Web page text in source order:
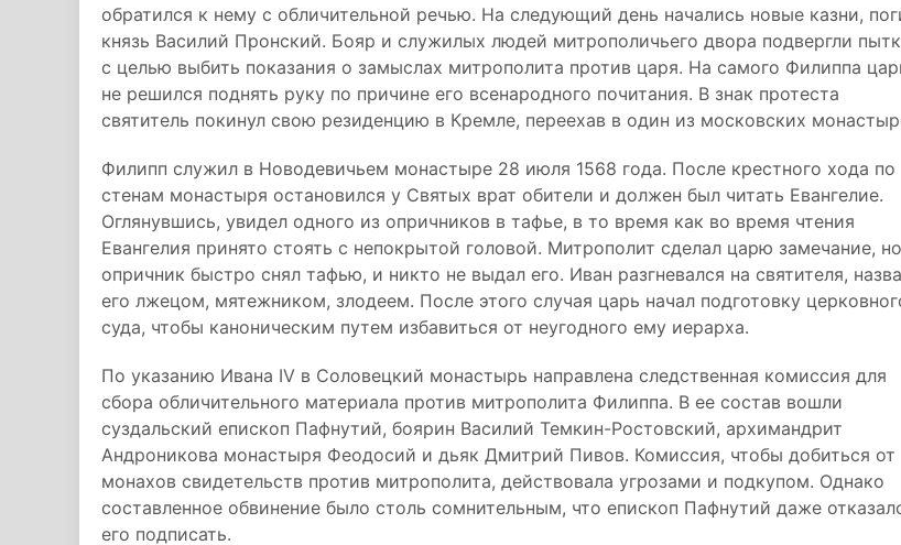
обратился к нему с обличительной речью. На следующий день начались новые казни,
князь Василий Пронский. Бояр и служилых людей митрополичьего двора подвергли
с целью выбить показания о замыслах митрополита против царя. На самого Филиппа
не решился поднять руку по причине его всенародного почитания. В знак протеста
святитель покинул свою резиденцию в Кремле, переехав в один из московских
Филипп служил в Новодевичьем монастыре 28 июля 1568 года. После крестного хода по
стенам монастыря остановился у Святых врат обители и должен был читать Евангелие.
Оглянувшись, увидел одного из опричников в тафье, в то время как во время чтения
Евангелия принято стоять с непокрытой головой. Митрополит сделал царю замечание, но
опричник быстро снял тафью, и никто не выдал его. Иван разгневался на святителя,
его лжецом, мятежником, злодеем. После этого случая царь начал подготовку
суда, чтобы каноническим путем избавиться от неугодного ему иерарха.
По указанию Ивана IV в Соловецкий монастырь направлена следственная комиссия для
сбора обличительного материала против митрополита Филиппа. В ее состав вошли
суздальский епископ Пафнутий, боярин Василий Темкин-Ростовский, архимандрит
Андроникова монастыря Феодосий и дьяк Дмитрий Пивов. Комиссия, чтобы добиться от
монахов свидетельств против митрополита, действовала угрозами и подкупом. Однако
составленное обвинение было столь сомнительным, что епископ Пафнутий даже
его подписать.